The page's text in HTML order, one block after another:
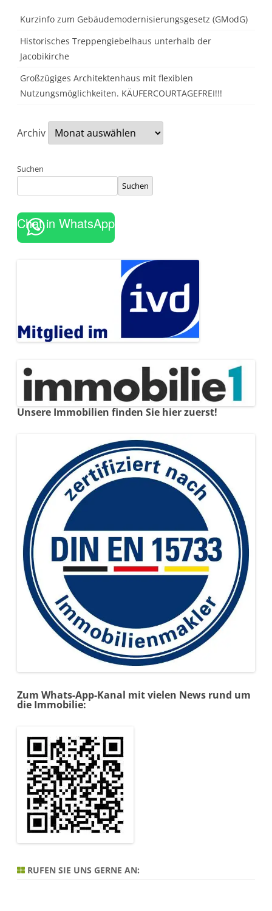
Kurzinfo zum Gebäudemodernisierungsgesetz (GModG)
Historisches Treppengiebelhaus unterhalb der
Jacobikirche
Großzügiges Architektenhaus mit flexiblen
Nutzungsmöglichkeiten. KÄUFERCOURTAGEFREI!!!
Archiv
Suchen
Suchen
Chat in WhatsApp
Unsere Immobilien finden Sie hier zuerst!
Zum Whats-App-Kanal mit vielen News rund um
die Immobilie:
RUFEN SIE UNS GERNE AN: